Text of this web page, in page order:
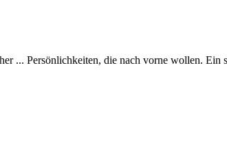
... Persönlichkeiten, die nach vorne wollen.